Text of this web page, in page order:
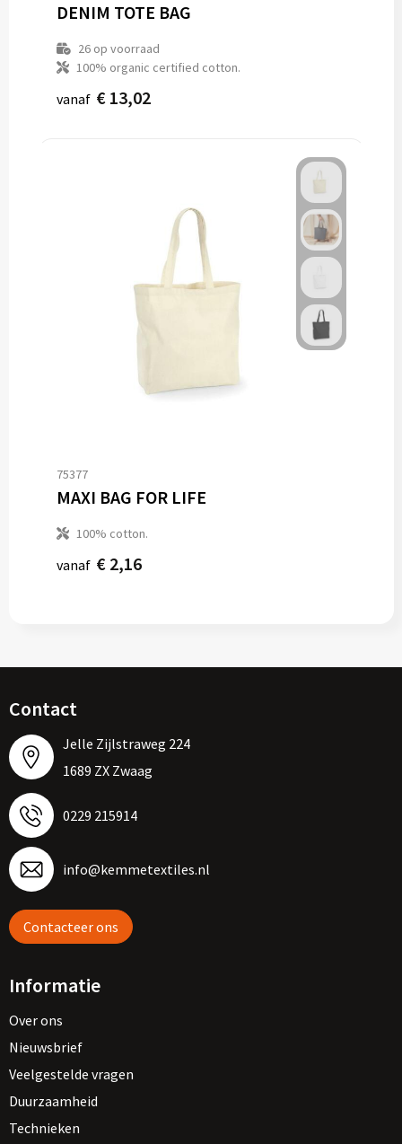
DENIM TOTE BAG
26op voorraad
100% organic certified cotton.
vanaf € 13,02
75377
MAXI BAG FOR LIFE
100% cotton.
vanaf € 2,16
Contact
Jelle Zijlstraweg 224
1689 ZX Zwaag
0229 215914
info@kemmetextiles.nl
Contacteer ons
Informatie
Over ons
Nieuwsbrief
Veelgestelde vragen
Duurzaamheid
Technieken